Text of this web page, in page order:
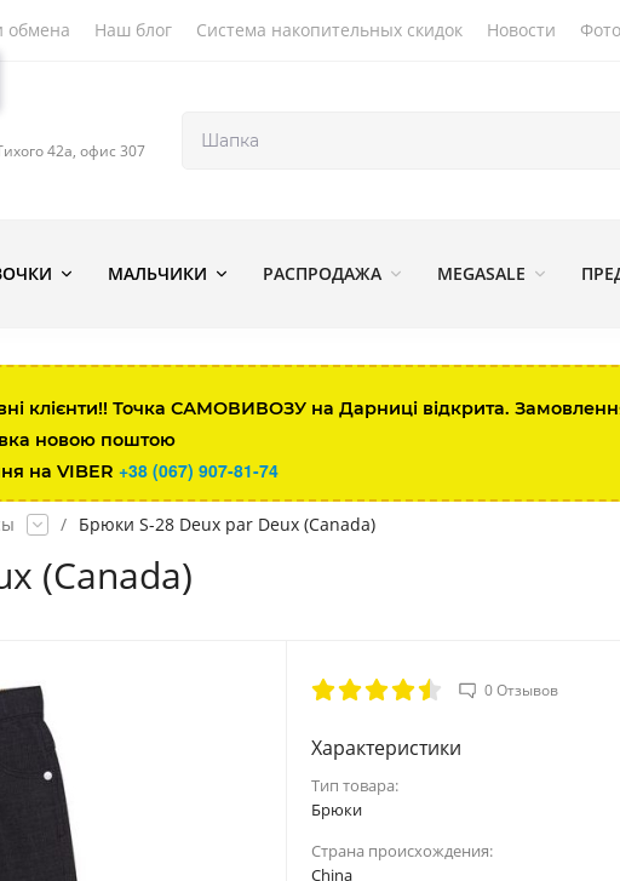
обмена Наш блог Система накопительных скидок Новости
42а, офис 307
МАЛЬЧИКИ РАСПРОДАЖА MEGASALE
клієнти!! Точка САМОВИВОЗУ на Дарниці відкрита.
новою поштою
на VIBER +38 (067) 907-81-74
/ Брюки S-28 Deux par Deux (Canada)
(Canada)
0 Отзывов
Характеристики
Тип товара:
Брюки
Страна происхождения:
China